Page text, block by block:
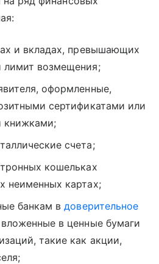
и вкладах, превышающих
лимит возмещения;
оформленные,
сертификатами или
книжками;
счета;
кошельках
неименных картах;
банкам вдоверительное
в ценные бумаги
такие как акции,